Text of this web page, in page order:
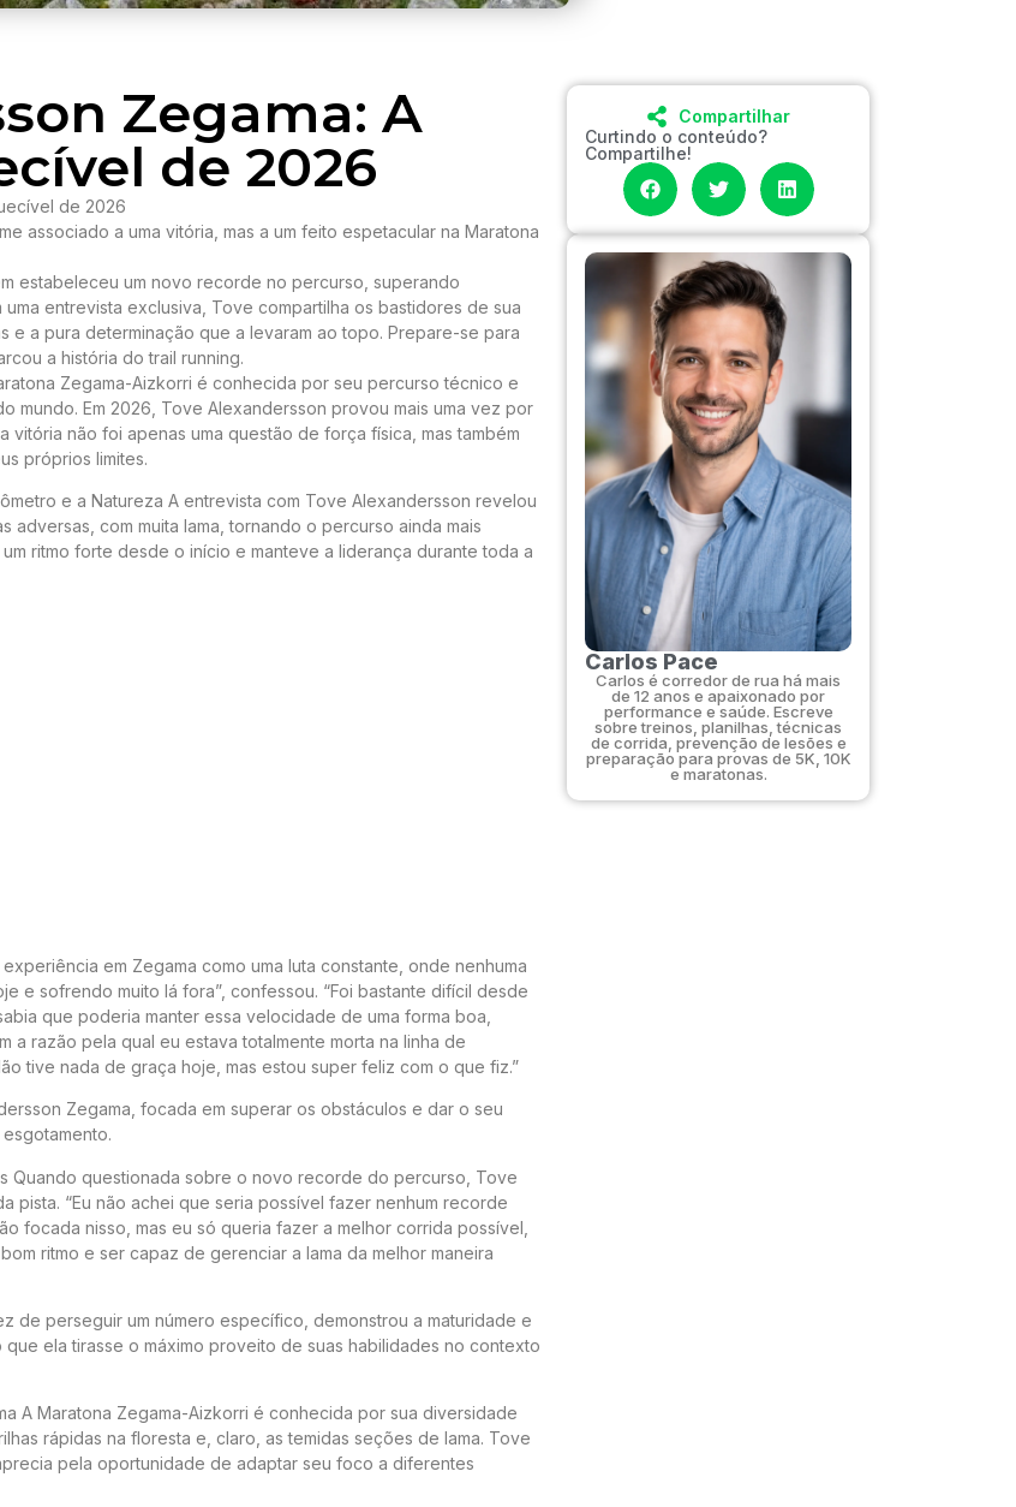
Zegama: A
de 2026
de 2026
associado a uma vitória, mas a um feito espetacular na Maratona
estabeleceu um novo recorde no percurso, superando
entrevista exclusiva, Tove compartilha os bastidores de sua
e a pura determinação que a levaram ao topo. Prepare-se para
a história do trail running.
Zegama-Aizkorri é conhecida por seu percurso técnico e
mundo. Em 2026, Tove Alexandersson provou mais uma vez por
vitória não foi apenas uma questão de força física, mas também
próprios limites.
e a Natureza A entrevista com Tove Alexandersson revelou
com muita lama, tornando o percurso ainda mais
ritmo forte desde o início e manteve a liderança durante toda a
em Zegama como uma luta constante, onde nenhuma
e sofrendo muito lá fora”, confessou. “Foi bastante difícil desde
que poderia manter essa velocidade de uma forma boa,
a razão pela qual eu estava totalmente morta na linha de
tive nada de graça hoje, mas estou super feliz com o que fiz.”
Zegama, focada em superar os obstáculos e dar o seu
Quando questionada sobre o novo recorde do percurso, Tove
pista. “Eu não achei que seria possível fazer nenhum recorde
focada nisso, mas eu só queria fazer a melhor corrida possível,
ritmo e ser capaz de gerenciar a lama da melhor maneira
de perseguir um número específico, demonstrou a maturidade e
ela tirasse o máximo proveito de suas habilidades no contexto
A Maratona Zegama-Aizkorri é conhecida por sua diversidade
rápidas na floresta e, claro, as temidas seções de lama. Tove
pela oportunidade de adaptar seu foco a diferentes
Compartilhar
Curtindo o conteúdo?
Compartilhe!
Carlos Pace
Carlos é corredor de rua há mais
de 12 anos e apaixonado por
performance e saúde. Escreve
sobre treinos, planilhas, técnicas
de corrida, prevenção de lesões e
preparação para provas de 5K, 10K
e maratonas.